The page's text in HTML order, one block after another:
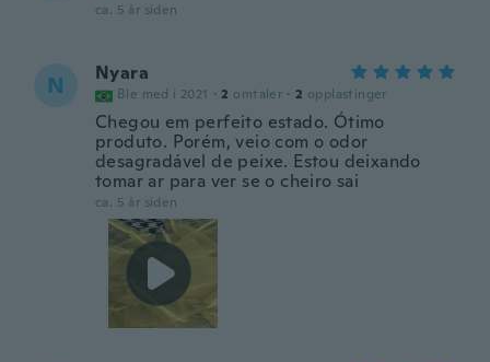
ca. 5 år siden
N Nyara
Ble med i 2021 · 2 omtaler · 2 opplastinger
Chegou em perfeito estado. Ótimo
produto. Porém, veio com o odor
desagradável de peixe. Estou deixando
tomar ar para ver se o cheiro sai
ca. 5 år siden